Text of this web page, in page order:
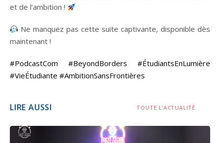
et de l’ambition !
Ne manquez pas cette suite captivante, disponible dès
maintenant !
#PodcastCom #BeyondBorders
#ÉtudiantsEnLumière
#VieÉtudiante #AmbitionSansFrontières
LIRE AUSSI TOUTE L'ACTUALITÉ